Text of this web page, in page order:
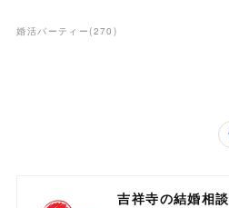
婚活パーティー(270 )